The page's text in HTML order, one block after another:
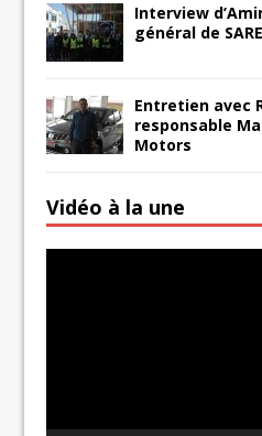
Interview
général de
Entretien avec
responsable
Motors
Vidéo à la une